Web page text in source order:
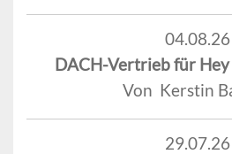
04.08.26
DACH-Vertrieb für
Von Kerstin
29.07.26